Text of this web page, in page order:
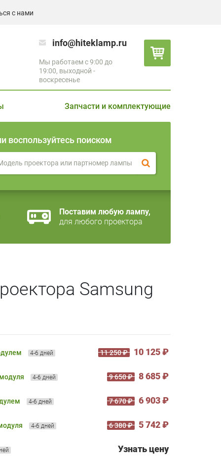
с нами
info@hiteklamp.ru
Мы работаем с 9:00 до
19:00, выходной -
воскресенье
Запчасти и комплектующие
воспользуйтесь поиском
Поставим любую лампу,
для любого проектора
Samsung
4-6 дней 11 250 ₽ 10 125 ₽
4-6 дней 9 650 ₽ 8 685 ₽
4-6 дней 7 670 ₽ 6 903 ₽
4-6 дней 6 380 ₽ 5 742 ₽
Узнать цену